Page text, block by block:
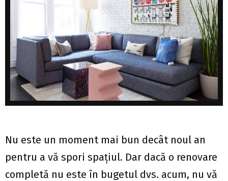
Nu este un moment mai bun decât noul an
pentru a vă spori spațiul. Dar dacă o renovare
completă nu este în bugetul dvs. acum, nu vă